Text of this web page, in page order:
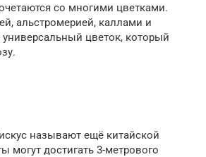
со многими цветками.
альстромерией, каллами и
цветок, который
называют ещё китайской
могут достигать 3-метрового